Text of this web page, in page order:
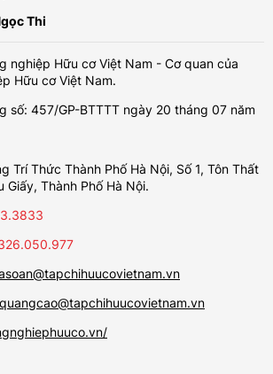
Thi
nghiệp Hữu cơ Việt Nam - Cơ quan của
Hữu cơ Việt Nam.
số: 457/GP-BTTTT ngày 20 tháng 07 năm
Trí Thức Thành Phố Hà Nội, Số 1, Tôn Thất
Giấy, Thành Phố Hà Nội.
quangcao@tapchihuucovietnam.vn